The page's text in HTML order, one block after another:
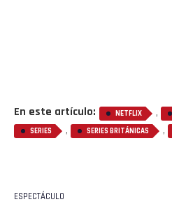
En este artículo: NETFLIX ,
SERIES , SERIES BRITÁNICAS ,
ESPECTÁCULO